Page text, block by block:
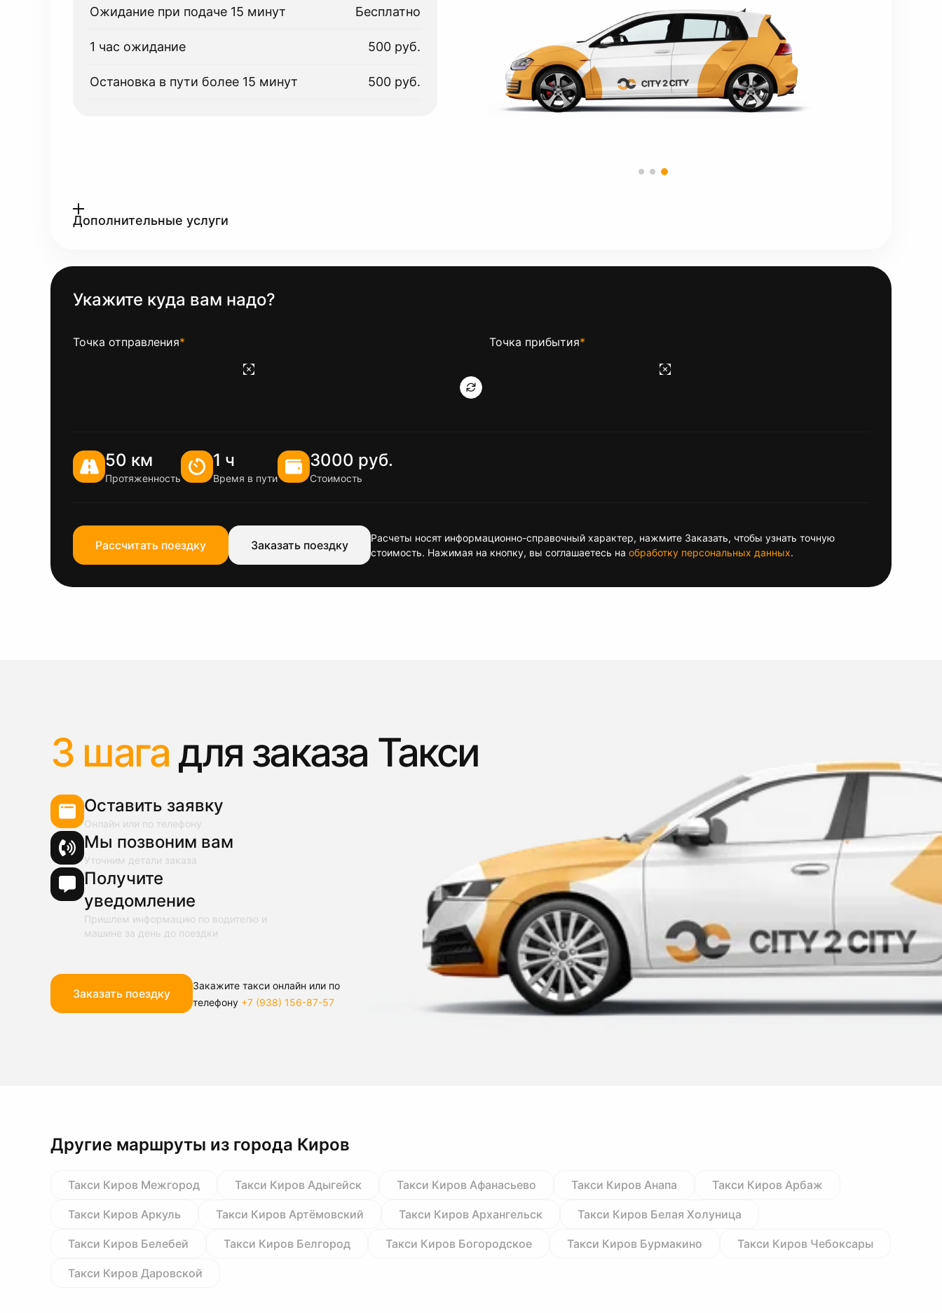
Ожидание при подаче 15 минут Бесплатно
1 час ожидание 500 руб.
Остановка в пути более 15 минут 500 руб.
Дополнительные услуги
Укажите куда вам надо?
Точка отправления* Точка прибытия*
50 км
Протяженность
1 ч
Время в пути
3000 руб.
Стоимость
Рассчитать поездку Заказать поездку
Расчеты носят информационно-справочный характер, нажмите Заказать, чтобы узнать точную
стоимость. Нажимая на кнопку, вы соглашаетесь на обработку персональных данных.
3 шага для заказа Такси
Оставить заявку
Онлайн или по телефону
Мы позвоним вам
Уточним детали заказа
Получите
уведомление
Пришлем информацию по водителю и
машине за день до поездки
Заказать поездку
Закажите такси онлайн или по
телефону +7 (938) 156-87-57
Другие маршруты из города Киров
Такси Киров Межгород Такси Киров Адыгейск Такси Киров Афанасьево Такси Киров Анапа Такси Киров Арбаж
Такси Киров Аркуль Такси Киров Артёмовский Такси Киров Архангельск Такси Киров Белая Холуница
Такси Киров Белебей Такси Киров Белгород Такси Киров Богородское Такси Киров Бурмакино Такси Киров Чебоксары
Такси Киров Даровской